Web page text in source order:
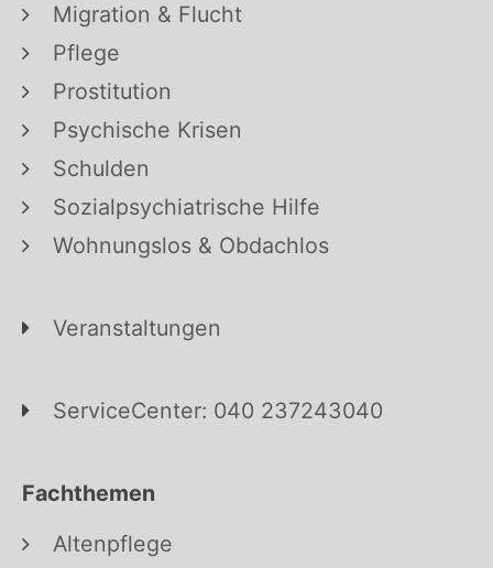
Migration & Flucht
Pflege
Prostitution
Psychische Krisen
Schulden
Sozialpsychiatrische Hilfe
Wohnungslos & Obdachlos
Veranstaltungen
ServiceCenter: 040 237243040
Fachthemen
Altenpflege